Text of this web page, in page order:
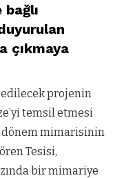
çıkmaya
projenin
temsil etmesi
dönem mimarisinin
Tesisi,
bir mimariye